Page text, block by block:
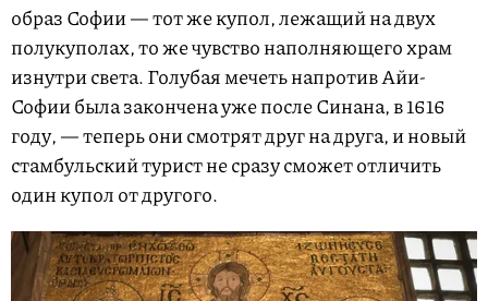
образ Софии — тот же купол, лежащий на двух
полукуполах, то же чувство наполняющего храм
изнутри света. Голубая мечеть напротив Айи-
Софии была закончена уже после Синана, в 1616
году, — теперь они смотрят друг на друга, и новый
стамбульский турист не сразу сможет отличить
один купол от другого.